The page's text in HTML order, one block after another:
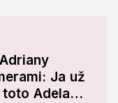
Ja už
Adela